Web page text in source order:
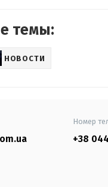
темы:
НОВОСТИ
Номер
+38